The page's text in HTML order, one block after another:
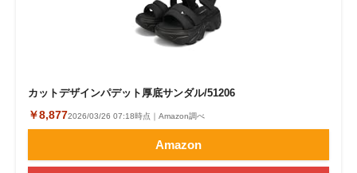
カットデザインパデット厚底サンダル/51206
￥8,8772026/03/26 07:18時点｜Amazon調べ
Amazon